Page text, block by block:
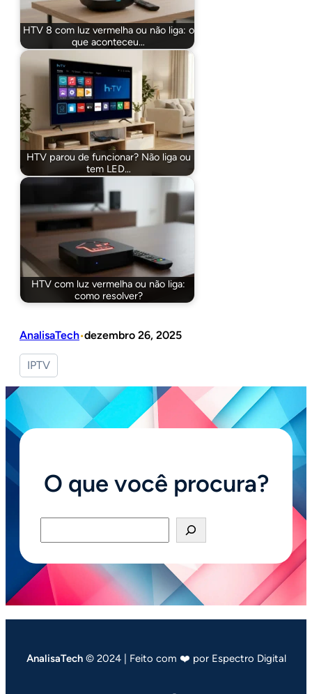
HTV 8 com luz vermelha ou não liga: o
que aconteceu…
HTV parou de funcionar? Não liga ou
tem LED…
HTV com luz vermelha ou não liga:
como resolver?
AnalisaTech•dezembro 26, 2025
IPTV
O que você procura?
AnalisaTech © 2024 | Feito com ❤️ por Espectro Digital